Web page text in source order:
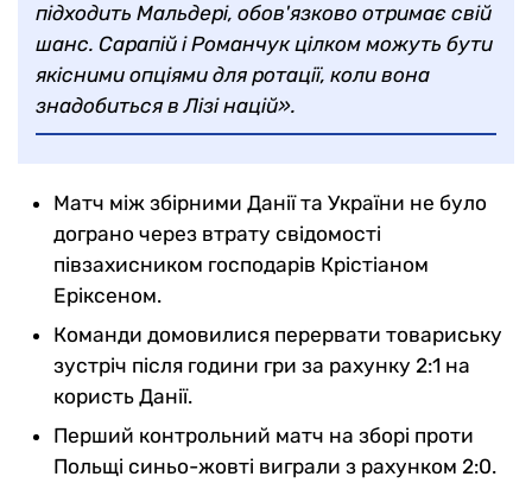
підходить Мальдері, обов'язково отримає свій
шанс. Сарапій і Романчук цілком можуть бути
якісними опціями для ротації, коли вона
знадобиться в Лізі націй».
Матч між збірними Данії та України не було
дограно через втрату свідомості
півзахисником господарів Крістіаном
Еріксеном.
Команди домовилися перервати товариську
зустріч після години гри за рахунку 2:1 на
користь Данії.
Перший контрольний матч на зборі проти
Польщі синьо-жовті виграли з рахунком 2:0.